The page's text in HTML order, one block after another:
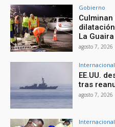
Gobierno
La Guaira
agosto 7, 2026
Internacional
EE.UU.
tras
agosto 7, 2026
Internacional